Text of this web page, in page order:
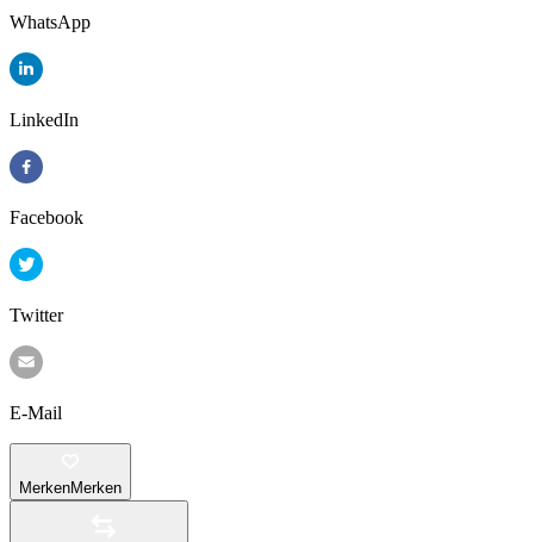
WhatsApp
LinkedIn
Facebook
Twitter
E-Mail
MerkenMerken